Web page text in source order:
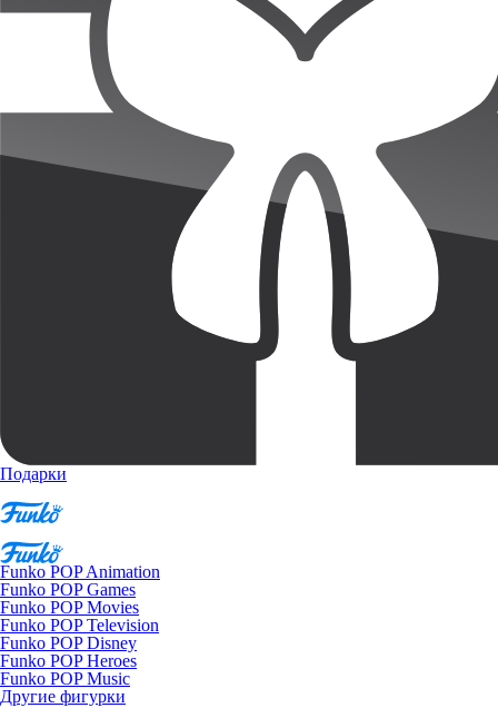
Подарки
Funko POP Animation
Funko POP Games
Funko POP Movies
Funko POP Television
Funko POP Disney
Funko POP Heroes
Funko POP Music
Другие фигурки